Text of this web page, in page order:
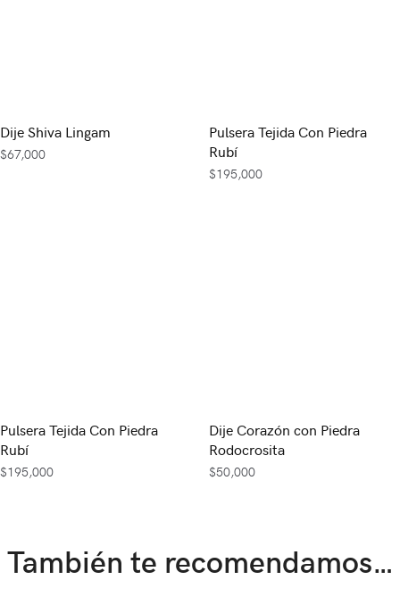
Dije Shiva Lingam
$67,000
Pulsera Tejida Con Piedra
Rubí
$195,000
Pulsera Tejida Con Piedra
Rubí
$195,000
Dije Corazón con Piedra
Rodocrosita
$50,000
También te recomendamos…